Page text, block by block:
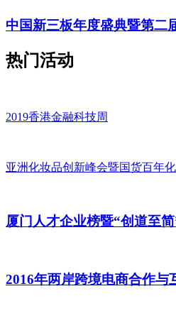
中国新三板年度盛典暨第二
热门活动
2019香港金融科技周
亚洲化妆品创新峰会暨国货百年
厦门人才企业榜暨“创道至
2016年两岸跨境电商合作与